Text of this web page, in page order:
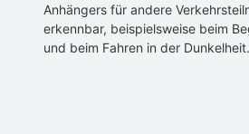
Anhängers für andere
erkennbar, beispielsweise beim
und beim Fahren in der Dunkelheit.